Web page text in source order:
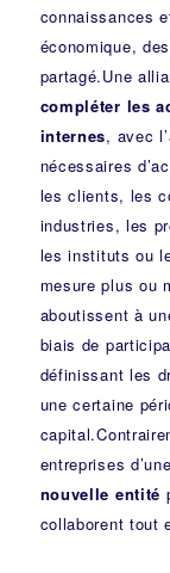
connaissances
économique,
partagé.Une
compléter les
internes, avec
nécessaires
les clients, les
industries, les
les instituts ou
mesure plus ou
aboutissent à
biais de
définissant les
une certaine
entreprises
nouvelle entité
collaborent tout